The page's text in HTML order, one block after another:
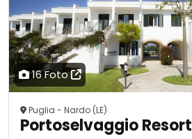
16 Foto
Puglia - Nardo (LE)
Portoselvaggio Resort